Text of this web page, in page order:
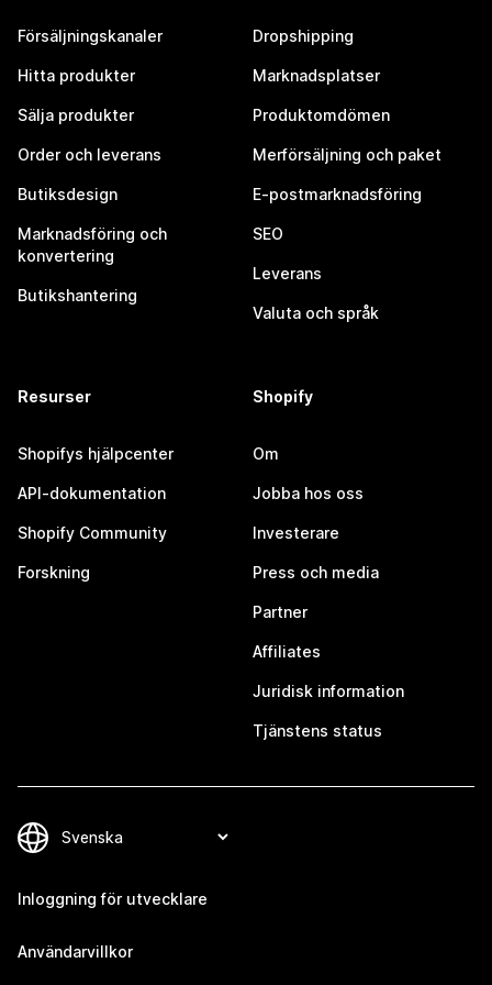
Försäljningskanaler
Hitta produkter
Sälja produkter
Order och leverans
Butiksdesign
Marknadsföring och
konvertering
Butikshantering
Dropshipping
Marknadsplatser
Produktomdömen
Merförsäljning och paket
E-postmarknadsföring
SEO
Leverans
Valuta och språk
Resurser
Shopifys hjälpcenter
API-dokumentation
Shopify Community
Forskning
Shopify
Om
Jobba hos oss
Investerare
Press och media
Partner
Affiliates
Juridisk information
Tjänstens status
Inloggning för utvecklare
Användarvillkor